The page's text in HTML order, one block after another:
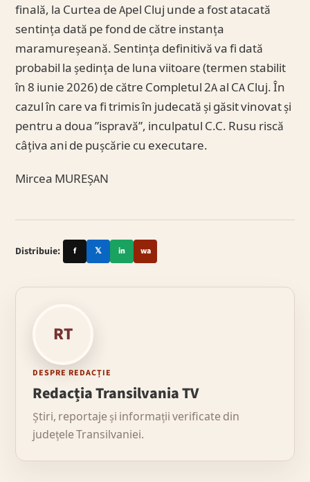
finală, la Curtea de Apel Cluj unde a fost atacată
sentința dată pe fond de către instanța
maramureșeană. Sentința definitivă va fi dată
probabil la ședința de luna viitoare (termen stabilit
în 8 iunie 2026) de către Completul 2A al CA Cluj. În
cazul în care va fi trimis în judecată și găsit vinovat și
pentru a doua ”ispravă”, inculpatul C.C. Rusu riscă
câțiva ani de pușcărie cu executare.
Mircea MUREȘAN
Distribuie: f 𝕏 in wa
RT
DESPRE REDACȚIE
Redacția Transilvania TV
Știri, reportaje și informații verificate din
județele Transilvaniei.